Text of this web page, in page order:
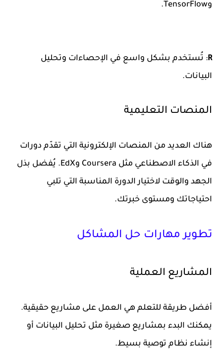
وTensorFlow.
R: تُستخدم بشكل واسع في الإحصاءات وتحليل
البيانات.
المنصات التعليمية
هناك العديد من المنصات الإلكترونية التي تقدّم دورات
في الذكاء الاصطناعي مثل Coursera وEdX. يُفضل بذل
الجهد والوقت لاختيار الدورة المناسبة التي تلبي
احتياجاتك ومستوى خبرتك.
تطوير مهارات حل المشاكل
المشاريع العملية
أفضل طريقة للتعلم هي العمل على مشاريع حقيقية.
يمكنك البدء بمشاريع صغيرة مثل تحليل البيانات أو
إنشاء نظام توصية بسيط.